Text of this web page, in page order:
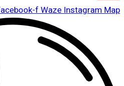
fWaze Instagram Map